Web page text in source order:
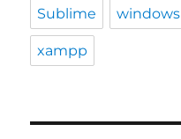
Sublime windows
xampp